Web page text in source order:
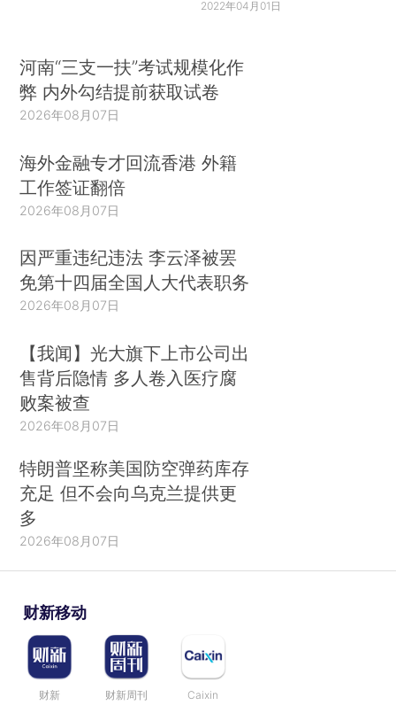
2022年04月01日
河南“三支一扶”考试规模化作
弊 内外勾结提前获取试卷
2026年08月07日
海外金融专才回流香港 外籍
工作签证翻倍
2026年08月07日
因严重违纪违法 李云泽被罢
免第十四届全国人大代表职务
2026年08月07日
【我闻】光大旗下上市公司出
售背后隐情 多人卷入医疗腐
败案被查
2026年08月07日
特朗普坚称美国防空弹药库存
充足 但不会向乌克兰提供更
多
2026年08月07日
财新移动
财新 财新周刊 Caixin